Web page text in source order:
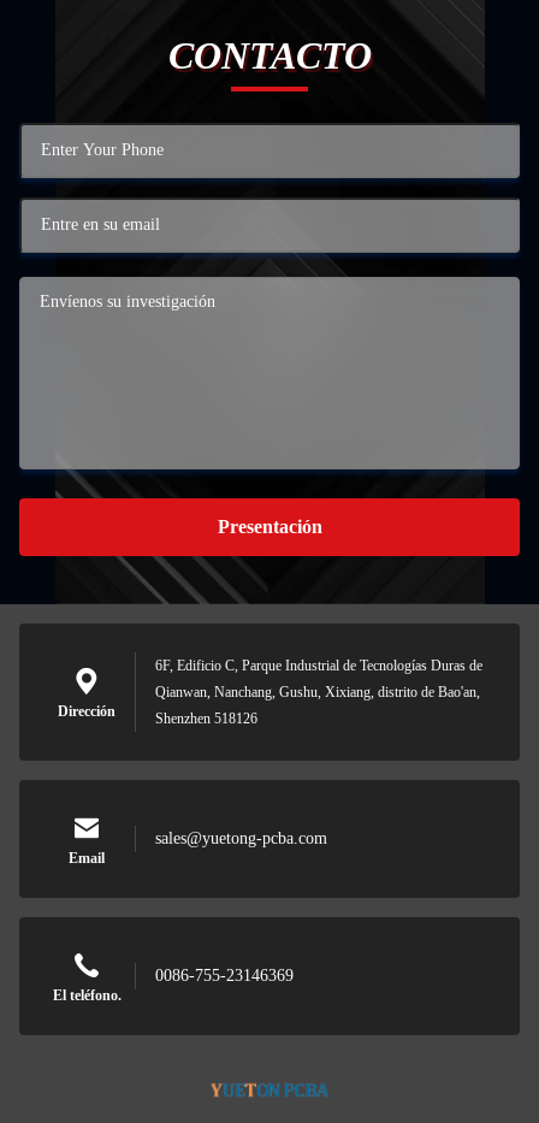
CONTACTO
Presentación
Dirección
6F, Edificio C, Parque Industrial de Tecnologías Duras de
Qianwan, Nanchang, Gushu, Xixiang, distrito de Bao'an,
Shenzhen 518126
Email
sales@yuetong-pcba.com
El teléfono.
0086-755-23146369